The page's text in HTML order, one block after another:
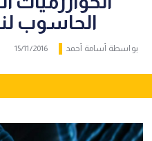
الحاسوب
بواسطة أسامة أحمد 15/11/2016